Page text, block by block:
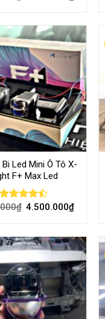
Led Mini Ô Tô X-
F+ Max Led
Rated
₫ 4.500.000₫